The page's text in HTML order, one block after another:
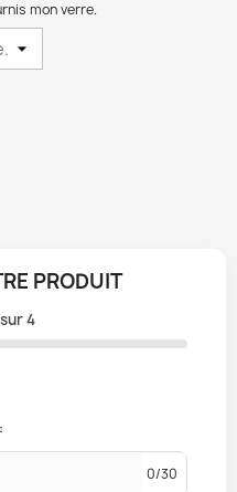
mon verre.
PRODUIT
sur4
0/30